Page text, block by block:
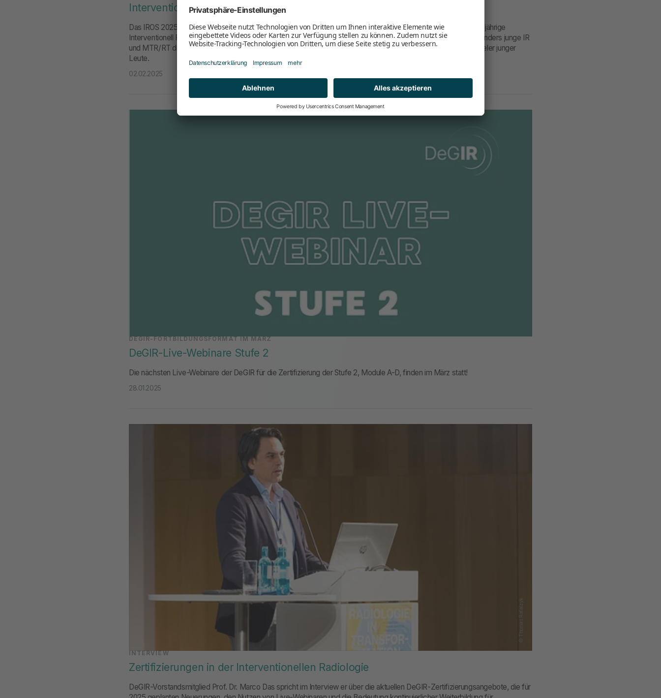
Interventionell Radiologisches Olbert Symposium: Neuer Besucherrekord
Das IROS 2025 fand vom 16. bis 18. Januar 2025 in Salzburg statt. Mit knapp 1.000 Teilnehmer:innen war das diesjährige
Interventionell Radiologische Olbert Symposium das bisher bestbesuchteste. Dass neben IR-Expert:innen besonders junge IR
und MTR/RT dieses Jahr im Fokus standen, machte sich bemerkbar: Besonders erfreulich war die Teilnehme vieler junger
Leute.
02.02.2025
DEGIR-FORTBILDUNGSFORMAT IM MÄRZ
DeGIR-Live-Webinare Stufe 2
Die nächsten Live-Webinare der DeGIR für die Zertifizierung der Stufe 2, Module A-D, finden im März statt!
28.01.2025
© Thomas Rafalzyk
INTERVIEW
Zertifizierungen in der Interventionellen Radiologie
DeGIR-Vorstandsmitglied Prof. Dr. Marco Das spricht im Interview er über die aktuellen DeGIR-Zertifizierungsangebote, die für